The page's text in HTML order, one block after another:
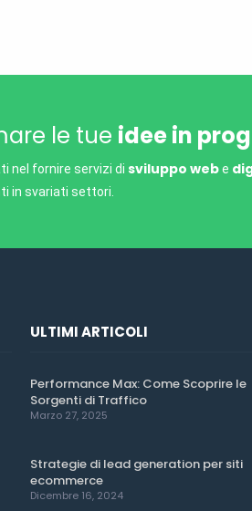
le tue idee in
nel fornire servizi di sviluppo webe
in svariati settori.
ULTIMI ARTICOLI
Performance Max: Come Scoprire le
Sorgenti di Traffico
Marzo 27, 2025
Strategie di lead generation per siti
ecommerce
Dicembre 16, 2024